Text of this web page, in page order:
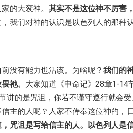
的大衮神。 其实不是这位神不厉害
我们对神的认识是以色列人的那种
没有能力也活该。为啥呢？ 我们的
祂。 大家知道《申命记》28章1-14
讲的是咒诅，你若不谨守遵行就会
主的人呢？人家不侍奉这位神的，
咒诅是写给信主的人。以色列人是